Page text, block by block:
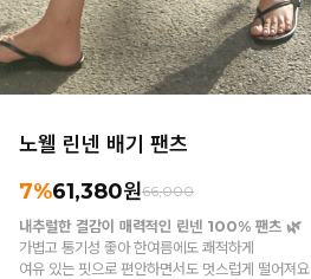
노웰 린넨 배기 팬츠
7%61,380원66,000
내추럴한 결감이 매력적인 린넨 100% 팬츠 🌿
가볍고 통기성 좋아 한여름에도 쾌적하게
여유 있는 핏으로 편안하면서도 멋스럽게 떨어져요